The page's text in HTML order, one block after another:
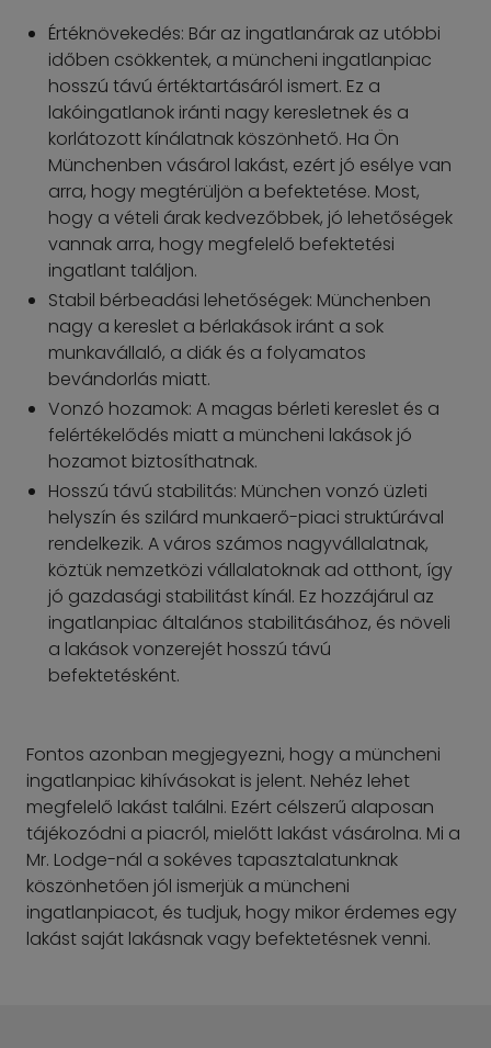
Értéknövekedés: Bár az ingatlanárak az utóbbi
időben csökkentek, a müncheni ingatlanpiac
hosszú távú értéktartásáról ismert. Ez a
lakóingatlanok iránti nagy keresletnek és a
korlátozott kínálatnak köszönhető. Ha Ön
Münchenben vásárol lakást, ezért jó esélye van
arra, hogy megtérüljön a befektetése. Most,
hogy a vételi árak kedvezőbbek, jó lehetőségek
vannak arra, hogy megfelelő befektetési
ingatlant találjon.
Stabil bérbeadási lehetőségek: Münchenben
nagy a kereslet a bérlakások iránt a sok
munkavállaló, a diák és a folyamatos
bevándorlás miatt.
Vonzó hozamok: A magas bérleti kereslet és a
felértékelődés miatt a müncheni lakások jó
hozamot biztosíthatnak.
Hosszú távú stabilitás: München vonzó üzleti
helyszín és szilárd munkaerő-piaci struktúrával
rendelkezik. A város számos nagyvállalatnak,
köztük nemzetközi vállalatoknak ad otthont, így
jó gazdasági stabilitást kínál. Ez hozzájárul az
ingatlanpiac általános stabilitásához, és növeli
a lakások vonzerejét hosszú távú
befektetésként.
Fontos azonban megjegyezni, hogy a müncheni
ingatlanpiac kihívásokat is jelent. Nehéz lehet
megfelelő lakást találni. Ezért célszerű alaposan
tájékozódni a piacról, mielőtt lakást vásárolna. Mi a
Mr. Lodge-nál a sokéves tapasztalatunknak
köszönhetően jól ismerjük a müncheni
ingatlanpiacot, és tudjuk, hogy mikor érdemes egy
lakást saját lakásnak vagy befektetésnek venni.